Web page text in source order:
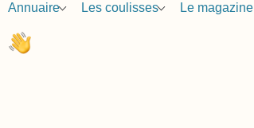
Annuaire Les coulisses Le magazine